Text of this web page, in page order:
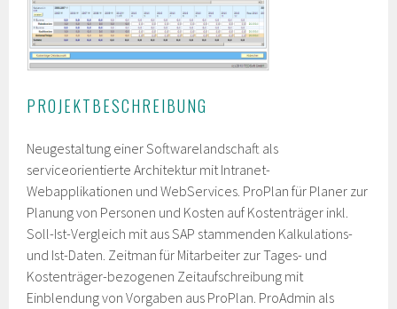
PROJEKTBESCHREIBUNG
Neugestaltung einer Softwarelandschaft als
serviceorientierte Architektur mit Intranet-
Webapplikationen und WebServices. ProPlan für Planer zur
Planung von Personen und Kosten auf Kostenträger inkl.
Soll-Ist-Vergleich mit aus SAP stammenden Kalkulations-
und Ist-Daten. Zeitman für Mitarbeiter zur Tages- und
Kostenträger-bezogenen Zeitaufschreibung mit
Einblendung von Vorgaben aus ProPlan. ProAdmin als